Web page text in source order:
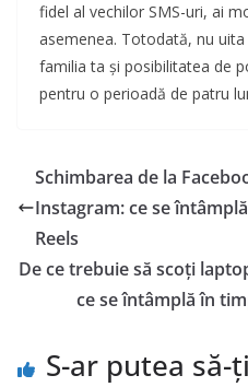
fidel al vechilor SMS-uri, ai
asemenea. Totodată, nu
familia ta și posibilitatea de
pentru o perioadă de patru
Schimbarea de la
Instagram: ce se
Reels
De ce trebuie să scoți
ce se întâmplă în
S-ar putea să-